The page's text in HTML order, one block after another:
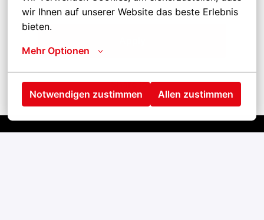
wir Ihnen auf unserer Website das beste Erlebnis
bieten.
Mehr Optionen
Notwendigen zustimmen Allen zustimmen
Share job